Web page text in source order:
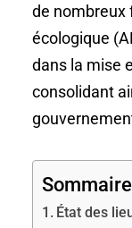
de nombreux
écologique
dans la mise
consolidant
Sommaire
État des